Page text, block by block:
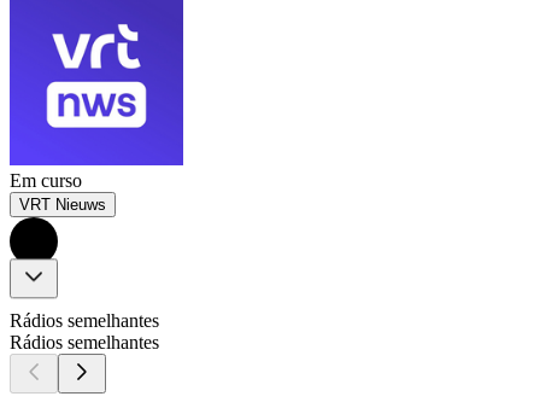
Em curso
VRT Nieuws
Rádios semelhantes
Rádios semelhantes